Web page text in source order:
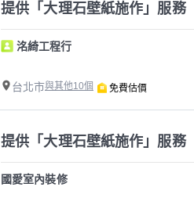
提供「大理石壁紙施作」服務
洺綺工程行
台北市與其他10個 免費估價
提供「大理石壁紙施作」服務
國愛室內裝修